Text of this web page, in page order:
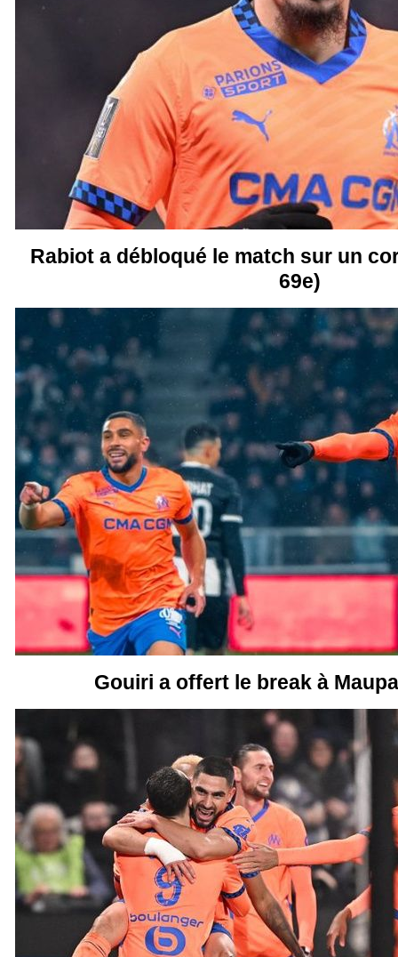
Rabiot a débloqué le match sur un
69e)
Gouiri a offert le break à